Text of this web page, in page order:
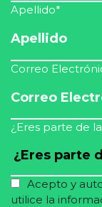
Apellido*
Correo
¿Eres parte de
Acepto y
utilice la